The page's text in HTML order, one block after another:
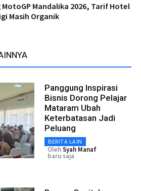
Mandalika 2026, Tarif Hotel
Masih Organik
Panggung Inspirasi
Bisnis Dorong Pelajar
Mataram Ubah
Keterbatasan Jadi
Peluang
BERITA LAIN
OlehSyah Manaf
baru saja